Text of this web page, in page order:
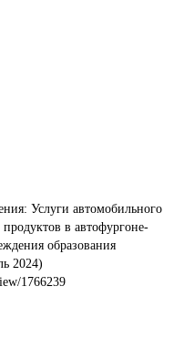
Услуги автомобильного
в автофургоне-
образования
2024)
1766239